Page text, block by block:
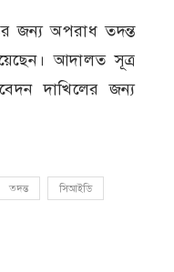
জন্য অপরাধ তদন্ত
আদালত সূত্র
দাখিলের জন্য
তদন্ত সিআইডি